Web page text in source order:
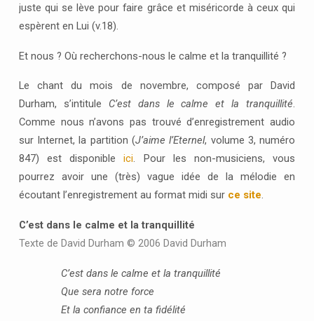
juste qui se lève pour faire grâce et miséricorde à ceux qui
espèrent en Lui (v.18).
Et nous ? Où recherchons-nous le calme et la tranquillité ?
Le chant du mois de novembre, composé par David
Durham, s’intitule C’est dans le calme et la tranquillité.
Comme nous n’avons pas trouvé d’enregistrement audio
sur Internet, la partition (J’aime l’Eternel, volume 3, numéro
847) est disponibleici. Pour les non-musiciens, vous
pourrez avoir une (très) vague idée de la mélodie en
écoutant l’enregistrement au format midi sur ce site.
C’est dans le calme et la tranquillité
Texte de David Durham © 2006 David Durham
C’est dans le calme et la tranquillité
Que sera notre force
Et la confiance en ta fidélité